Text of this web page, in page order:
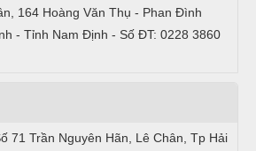
164 Hoàng Văn Thụ - Phan Đình
- Tỉnh Nam Định - Số ĐT: 0228 3860
71 Trần Nguyên Hãn, Lê Chân, Tp Hải